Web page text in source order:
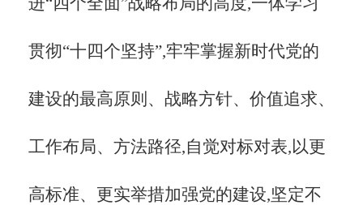
贯彻“十四个坚持”,牢牢掌握新时代党的
建设的最高原则、战略方针、价值追求、
工作布局、方法路径,自觉对标对表,以更
高标准、更实举措加强党的建设,坚定不